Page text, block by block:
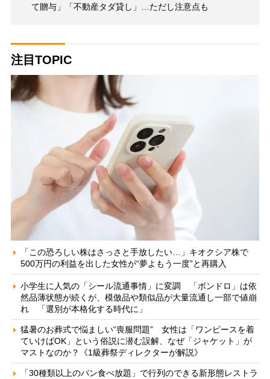
て贈与」「不動産タダ貸し」…ただし注意点も
注目TOPIC
「この恐ろしい株はさっさと手放したい…」キオクシア株で
500万円の利益を出した女性が“夢よもう一度”と再購入
小学生に人気の「シール流通事情」に変調 「ボンドロ」は依
然品薄状態が続くが、模倣品や類似品が大量流通し一部で値崩
れ 「選別が本格化する時代に」
猛暑のお葬式で悩ましい“喪服問題” 女性は「ワンピースを着
ていけばOK」という俗説に潜む誤解、なぜ「ジャケット」が
マストなのか？《1級葬祭ディレクターが解説》
「30種類以上のパン食べ放題」で行列のできる新形態レストラ